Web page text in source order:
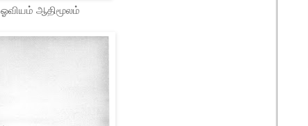
ஓவியம் ஆதிமூலம்